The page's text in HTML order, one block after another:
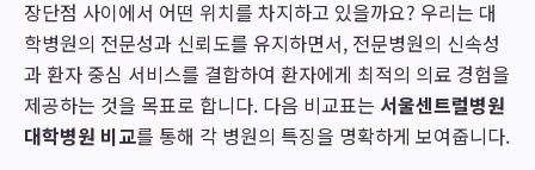
장단점 사이에서 어떤 위치를 차지하고 있을까요? 우리는 대
학병원의 전문성과 신뢰도를 유지하면서, 전문병원의 신속성
과 환자 중심 서비스를 결합하여 환자에게 최적의 의료 경험을
제공하는 것을 목표로 합니다. 다음 비교표는 서울센트럴병원
대학병원 비교를 통해 각 병원의 특징을 명확하게 보여줍니다.